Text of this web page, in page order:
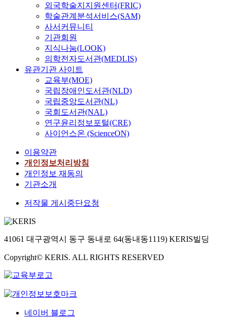
외국학술지지원센터(FRIC)
학술관계분석서비스(SAM)
사서커뮤니티
기관회원
지식나눔(LOOK)
의학전자도서관(MEDLIS)
유관기관 사이트
교육부(MOE)
국립장애인도서관(NLD)
국립중앙도서관(NL)
국회도서관(NAL)
연구윤리정보포털(CRE)
사이언스온 (ScienceON)
이용약관
개인정보처리방침
개인정보 재동의
기관소개
저작물 게시중단요청
41061 대구광역시 동구 동내로 64(동내동1119) KERIS빌딩
Copyright© KERIS. ALL RIGHTS RESERVED
네이버 블로그